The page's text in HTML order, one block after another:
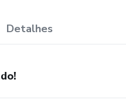
Detalhes